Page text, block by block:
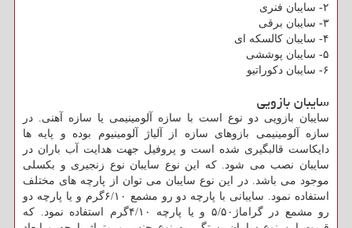
۲- سایبان فنری
۳- سایبان برقی
۴- سایبان کالسکه ای
۵- سایبان پوششی
۶- سایبان دکوراتیو
سایبان بازویی
سایبان بازویی دو نوع است با سازه آلومینیمی یا سازه آهنی. در
سازه آلومینیمی بازوهای سازه از آلیاژ آلومینیوم بوده و پایه ها
دایکاست قالبگیری شده است و پروفیل جهت هدایت آب باران در
سایبان نصب می شود. که این نوع سایبان نوع زنجیری و بکسلی
موجود می باشد. در این نوع سایبان می توان از پارچه های مختلف
استفاده نمود. سایبانی با پارچه دو رو مشمع ۶/۱۰گرم و یا پارچه دو
رو مشمع در گراماژ۵/۵۰ و یا پارچه ۴/۱۰گرم استفاده نمود. که